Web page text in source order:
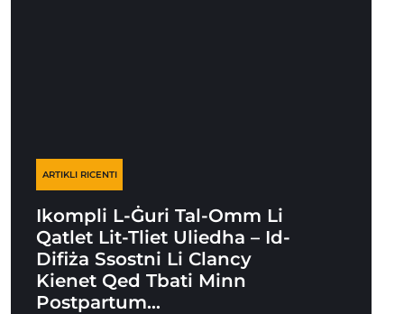
ARTIKLI RICENTI
Ikompli L-Ġuri Tal-Omm Li
Qatlet Lit-Tliet Uliedha – Id-
Difiża Ssostni Li Clancy
Kienet Qed Tbati Minn
Postpartum…